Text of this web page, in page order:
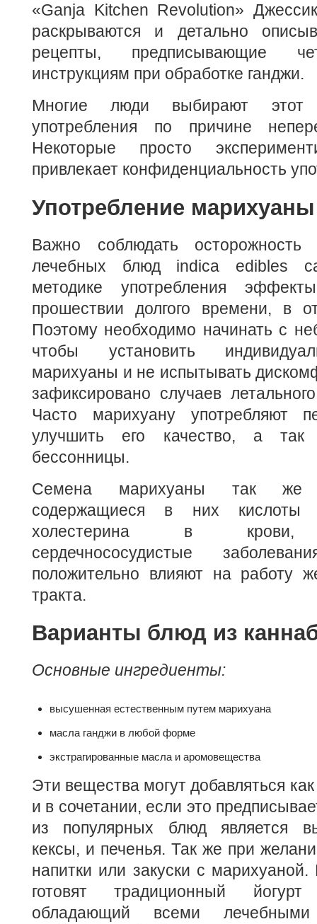
«Ganja Kitchen Revolution»
раскрываются и детально
рецепты, предписывающие
инструкциям при обработке ганджи.
Многие люди выбирают этот
употребления по причине
Некоторые просто
привлекает конфиденциальность
Употребление
Важно соблюдать осторожность
лечебных блюд indica edibles
методике употребления
прошествии долгого времени, в
Поэтому необходимо начинать с
чтобы установить
марихуаны и не испытывать
зафиксировано случаев
Часто марихуану употребляют
улучшить его качество, а
бессонницы.
Семена марихуаны так же
содержащиеся в них кислоты
холестерина в крови,
сердечнососудистые
положительно влияют на работу
тракта.
Варианты блюд из
Основные ингредиенты:
высушенная естественным путем марихуана
масла ганджи в любой форме
экстрагированные масла и аромовещества
Эти вещества могут добавляться
и в сочетании, если это
из популярных блюд является
кексы, и печенья. Так же при
напитки или закуски с
готовят традиционный
обладающий всеми